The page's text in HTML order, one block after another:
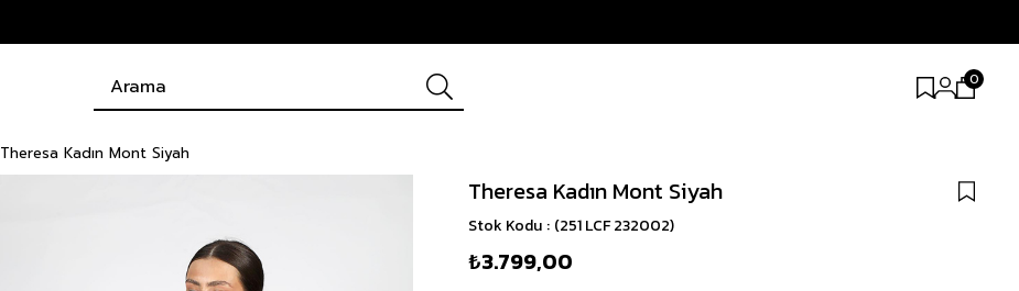
0
Theresa Kadın Mont Siyah
Theresa Kadın Mont Siyah
Stok Kodu (251 LCF 232002)
₺3.799,00